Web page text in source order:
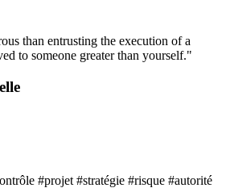
than entrusting the execution of a
to someone greater than yourself."
#projet #stratégie #risque #autorité